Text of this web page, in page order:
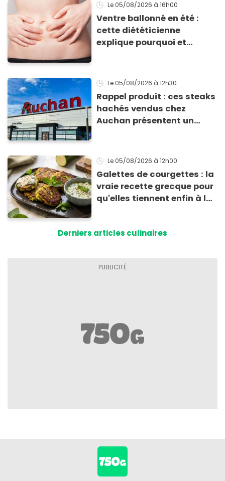
Le 05/08/2026 à 16h00
Ventre ballonné en été :
cette diététicienne
explique pourquoi et
Le 05/08/2026 à 12h30
Rappel produit : ces steaks
hachés vendus chez
Auchan présentent un
Le 05/08/2026 à 12h00
Galettes de courgettes : la
vraie recette grecque pour
qu'elles tiennent enfin à la
Derniers articles culinaires